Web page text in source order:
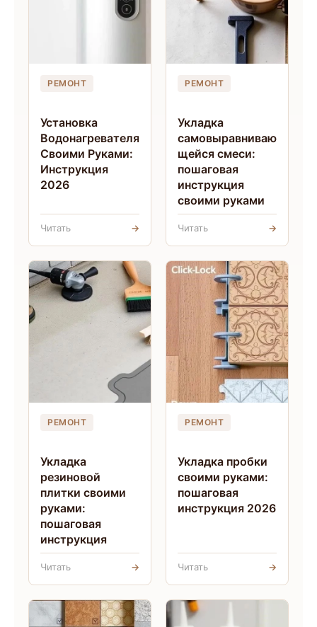
РЕМОНТ
Установка
Водонагревателя
Своими Руками:
Инструкция
2026
Читать →
РЕМОНТ
Укладка
самовыравниваю
щейся смеси:
пошаговая
инструкция
своими руками
Читать →
РЕМОНТ
Укладка
резиновой
плитки своими
руками:
пошаговая
инструкция
Читать →
РЕМОНТ
Укладка пробки
своими руками:
пошаговая
инструкция 2026
Читать →